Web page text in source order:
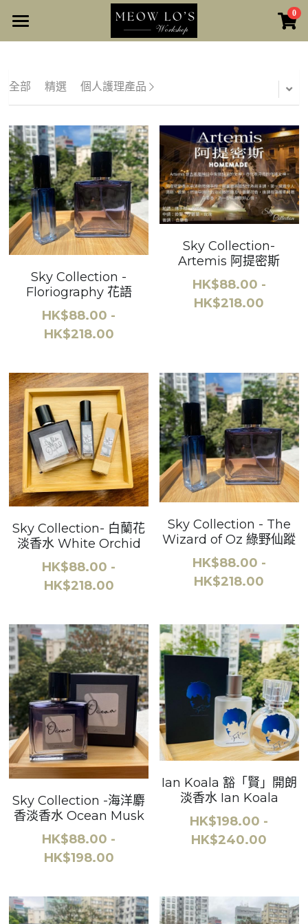
0
Online Shop
工作坊
Nidou Workspace
單身人士專區｜Speed Dating
Narrow Alley
開始瀏覽
全部 精選 個人護理產品
Sky Collection -
Floriography 花語
HK$88.00 -
HK$218.00
Sky Collection-
Artemis 阿提密斯
HK$88.00 -
HK$218.00
Sky Collection- 白蘭花
淡香水 White Orchid
HK$88.00 -
HK$218.00
Sky Collection - The
Wizard of Oz 綠野仙蹤
HK$88.00 -
HK$218.00
Sky Collection -海洋麝
香淡香水 Ocean Musk
HK$88.00 -
HK$198.00
Ian Koala 豁「賢」開朗
淡香水 Ian Koala
HK$198.00 -
HK$240.00
×
商品分類